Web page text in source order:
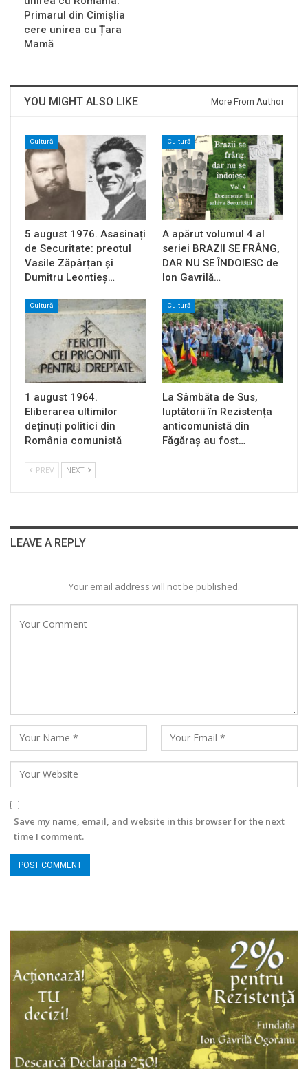
Primarul din Cimișlia
cere unirea cu Țara
Mamă
YOU MIGHT ALSO LIKE More From Author
Cultură
5 august 1976. Asasinați
de Securitate: preotul
Vasile Zăpârțan și
Dumitru Leontieș…
Cultură
A apărut volumul 4 al
seriei BRAZII SE FRÂNG,
DAR NU SE ÎNDOIESC de
Ion Gavrilă…
Cultură
1 august 1964.
Eliberarea ultimilor
deținuți politici din
România comunistă
Cultură
La Sâmbăta de Sus,
luptătorii în Rezistența
anticomunistă din
Făgăraș au fost…
PREV NEXT
LEAVE A REPLY
Your email address will not be published.
Save my name, email, and website in this browser for the next
time I comment.